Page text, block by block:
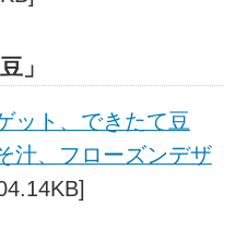
」
ット、できたて豆
汁、フローズンデザ